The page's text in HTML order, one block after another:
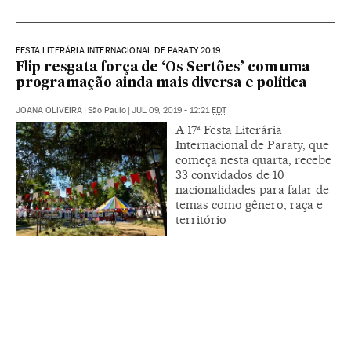
FESTA LITERÁRIA INTERNACIONAL DE PARATY 2019
Flip resgata força de ‘Os Sertões’ com uma
programação ainda mais diversa e política
JOANA OLIVEIRA São Paulo JUL 09, 2019 - 12:21 EDT
A 17ª Festa Literária
Internacional de Paraty, que
começa nesta quarta, recebe
33 convidados de 10
nacionalidades para falar de
temas como gênero, raça e
território